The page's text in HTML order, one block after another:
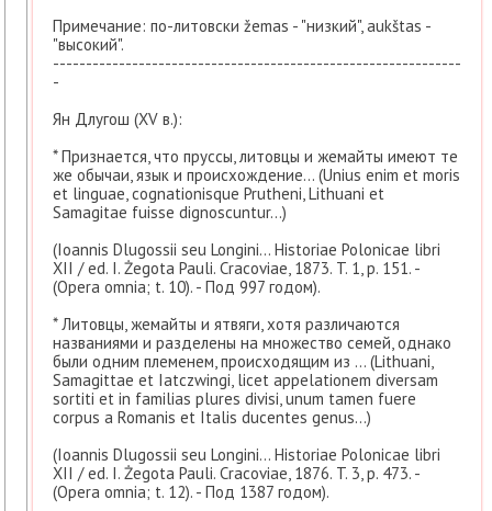
Примечание: по-литовски žemas - "низкий", aukštas -
"высокий".
--------------------------------------------------------------
-
Ян Длугош (XV в.):
* Признается, что пруссы, литовцы и жемайты имеют те
же обычаи, язык и происхождение... (Unius enim et moris
et linguae, cognationisque Prutheni, Lithuani et
Samagitae fuisse dignoscuntur...)
(Ioannis Dlugossii seu Longini... Historiae Polonicae libri
XII / ed. I. Żegota Pauli. Cracoviae, 1873. T. 1, p. 151. -
(Opera omnia; t. 10). - Под 997 годом).
* Литовцы, жемайты и ятвяги, хотя различаются
названиями и разделены на множество семей, однако
были одним племенем, происходящим из ... (Lithuani,
Samagittae et Iatczwingi, licet appelationem diversam
sortiti et in familias plures divisi, unum tamen fuere
corpus a Romanis et Italis ducentes genus...)
(Ioannis Dlugossii seu Longini... Historiae Polonicae libri
XII / ed. I. Żegota Pauli. Cracoviae, 1876. T. 3, p. 473. -
(Opera omnia; t. 12). - Под 1387 годом).